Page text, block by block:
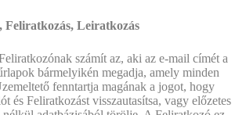
Feliratkozás, Leiratkozás
számít az, aki az e-mail címét a
bármelyikén megadja, amely minden
fenntartja magának a jogot, hogy
és Feliratkozást visszautasítsa, vagy előzetes